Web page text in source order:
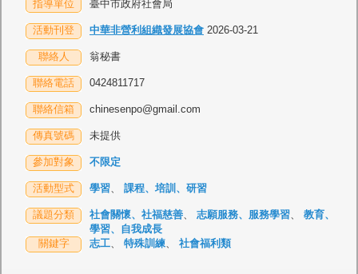
指導單位 臺中市政府社會局
活動刊登 中華非營利組織發展協會 2026-03-21
聯絡人 翁秘書
聯絡電話 0424811717
聯絡信箱 chinesenpo@gmail.com
傳真號碼 未提供
參加對象 不限定
活動型式 學習、 課程、培訓、研習
議題分類 社會關懷、社福慈善、 志願服務、服務學習、 教育、
學習、自我成長
關鍵字
志工、 特殊訓練、 社會福利類